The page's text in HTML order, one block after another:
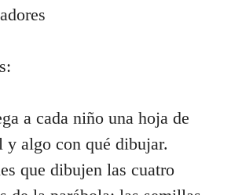
a cada niño una hoja de
y algo con qué dibujar.
que dibujen las cuatro